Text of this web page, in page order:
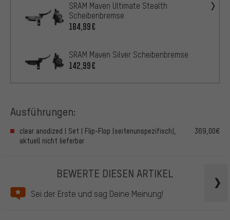
SRAM Maven Ultimate Stealth
Scheibenbremse
184,99€
SRAM Maven Silver Scheibenbremse
142,99€
Ausführungen:
clear anodized | Set | Flip-Flop (seitenunspezifisch),
aktuell nicht lieferbar
369,00€
BEWERTE DIESEN ARTIKEL
Sei der Erste und sag Deine Meinung!